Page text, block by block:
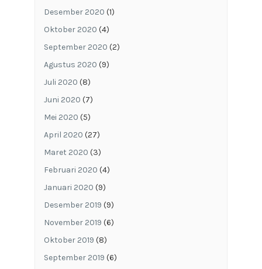
Desember 2020 (1)
Oktober 2020 (4)
September 2020 (2)
Agustus 2020 (9)
Juli 2020 (8)
Juni 2020 (7)
Mei 2020 (5)
April 2020 (27)
Maret 2020 (3)
Februari 2020 (4)
Januari 2020 (9)
Desember 2019 (9)
November 2019 (6)
Oktober 2019 (8)
September 2019 (6)